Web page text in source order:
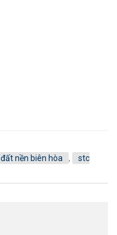
đất nền biên hòa ,
stc